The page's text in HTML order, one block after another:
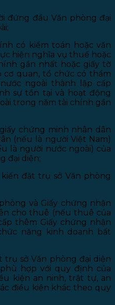
đứng đầu Văn phòng đại
có kiểm toán hoặc văn
hiện nghĩa vụ thuế hoặc
gần nhất hoặc giấy tờ
quan, tổ chức có thẩm
ngoài thành lập cấp
sự tồn tại và hoạt động
trong năm tài chính gần
chứng minh nhân dân
(nếu là người Việt Nam)
là người nước ngoài) của
đại diện;
đặt trụ sở Văn phòng
và Giấy chứng nhận
cho thuê (nếu thuê của
thêm Giấy chứng nhận
năng kinh doanh bất
trụ sở Văn phòng đại diện
hợp với quy định của
kiện an ninh, trật tự, an
điều kiện khác theo quy